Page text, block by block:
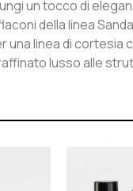
un tocco di
della linea
una linea di cortesia
lusso alle